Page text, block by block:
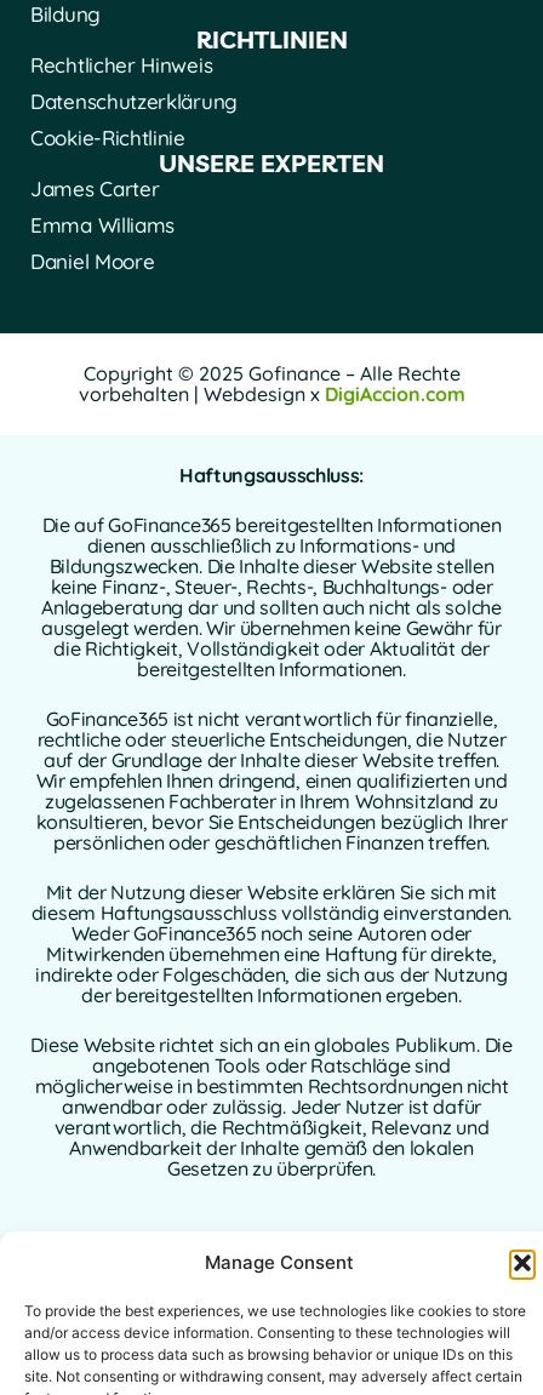
Manage Consent
To provide the best experiences, we use technologies like cookies to store
and/or access device information. Consenting to these technologies will
allow us to process data such as browsing behavior or unique IDs on this
site. Not consenting or withdrawing consent, may adversely affect certain
Bildung
RICHTLINIEN
Rechtlicher Hinweis
Datenschutzerklärung
Cookie-Richtlinie
UNSERE EXPERTEN
James Carter
Emma Williams
Daniel Moore
Copyright © 2025 Gofinance – Alle Rechte
vorbehalten | Webdesign x DigiAccion.com
Haftungsausschluss:
Die auf GoFinance365 bereitgestellten Informationen
dienen ausschließlich zu Informations- und
Bildungszwecken. Die Inhalte dieser Website stellen
keine Finanz-, Steuer-, Rechts-, Buchhaltungs- oder
Anlageberatung dar und sollten auch nicht als solche
ausgelegt werden. Wir übernehmen keine Gewähr für
die Richtigkeit, Vollständigkeit oder Aktualität der
bereitgestellten Informationen.
GoFinance365 ist nicht verantwortlich für finanzielle,
rechtliche oder steuerliche Entscheidungen, die Nutzer
auf der Grundlage der Inhalte dieser Website treffen.
Wir empfehlen Ihnen dringend, einen qualifizierten und
zugelassenen Fachberater in Ihrem Wohnsitzland zu
konsultieren, bevor Sie Entscheidungen bezüglich Ihrer
persönlichen oder geschäftlichen Finanzen treffen.
Mit der Nutzung dieser Website erklären Sie sich mit
diesem Haftungsausschluss vollständig einverstanden.
Weder GoFinance365 noch seine Autoren oder
Mitwirkenden übernehmen eine Haftung für direkte,
indirekte oder Folgeschäden, die sich aus der Nutzung
der bereitgestellten Informationen ergeben.
Diese Website richtet sich an ein globales Publikum. Die
angebotenen Tools oder Ratschläge sind
möglicherweise in bestimmten Rechtsordnungen nicht
anwendbar oder zulässig. Jeder Nutzer ist dafür
verantwortlich, die Rechtmäßigkeit, Relevanz und
Anwendbarkeit der Inhalte gemäß den lokalen
Gesetzen zu überprüfen.